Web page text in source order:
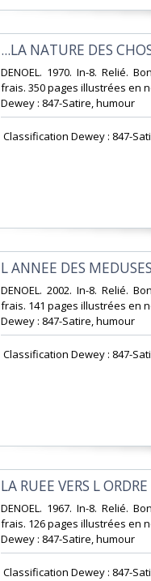
‎...LA NATURE DES
‎DENOEL. 1970. In-8. Relié.
frais. 350 pages illustrées en
Dewey : 847-Satire, humour‎
Classification Dewey : 847-
‎L ANNEE DES MEDUSES‎
‎DENOEL. 2002. In-8. Relié.
frais. 141 pages illustrées en
Dewey : 847-Satire, humour‎
Classification Dewey : 847-
‎LA RUEE VERS L ORDRE‎
‎DENOEL. 1967. In-8. Relié.
frais. 126 pages illustrées en
Dewey : 847-Satire, humour‎
Classification Dewey : 847-